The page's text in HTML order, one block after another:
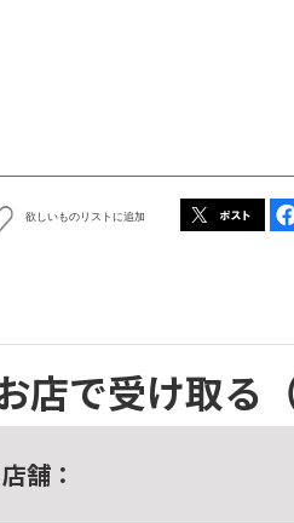
欲しいものリストに追加
店で受け取る
舗：